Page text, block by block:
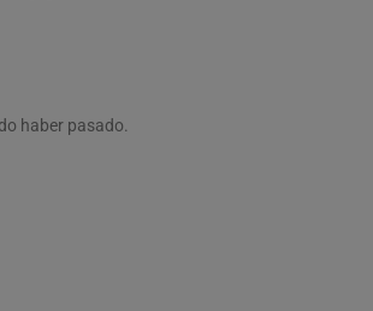
haber pasado.